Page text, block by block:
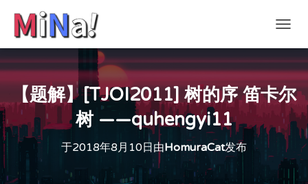
换
导
航
【题解】[TJOI2011] 树的序 笛卡尔
树 ——quhengyi11
于2018年8月10日 由HomuraCat发布